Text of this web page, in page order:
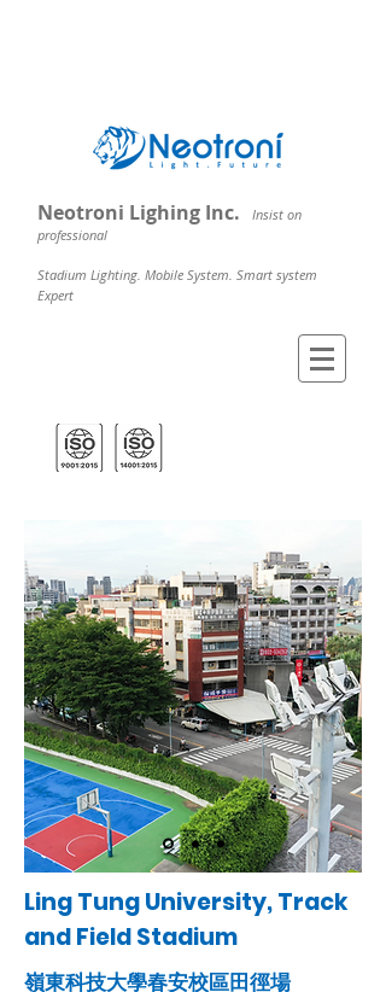
Neotroni Lighing Inc.
Insist on
professional
Stadium Lighting. Mobile System. Smart system
Expert
Ling Tung University, Track
and Field Stadium
嶺東科技大學春安校區田徑場